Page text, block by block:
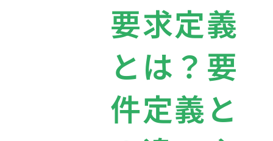
要求定義
とは？要
件定義と